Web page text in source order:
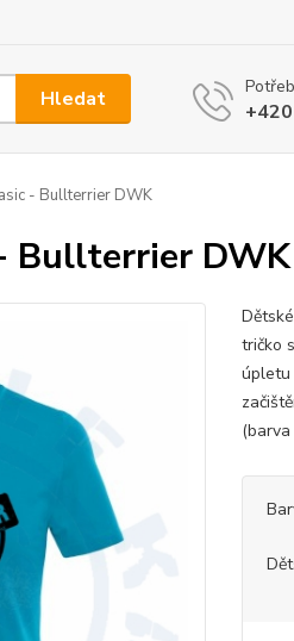
Hledat
- Bullterrier DWK
Bullterrier DWK
tričko
úpletu